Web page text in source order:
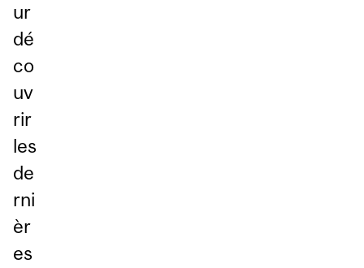
ur
dé
co
uv
rir
les
de
rni
èr
es